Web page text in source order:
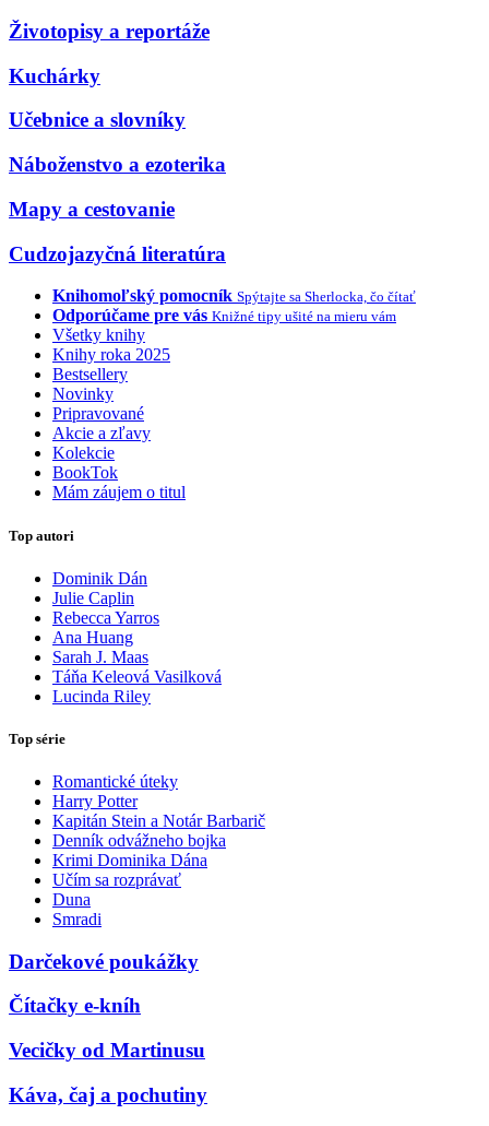
Životopisy a reportáže
Kuchárky
Učebnice a slovníky
Náboženstvo a ezoterika
Mapy a cestovanie
Cudzojazyčná literatúra
Knihomoľský pomocník Spýtajte sa Sherlocka, čo čítať
Odporúčame pre vás Knižné tipy ušité na mieru vám
Všetky knihy
Knihy roka 2025
Bestsellery
Novinky
Pripravované
Akcie a zľavy
Kolekcie
BookTok
Mám záujem o titul
Top autori
Dominik Dán
Julie Caplin
Rebecca Yarros
Ana Huang
Sarah J. Maas
Táňa Keleová Vasilková
Lucinda Riley
Top série
Romantické úteky
Harry Potter
Kapitán Stein a Notár Barbarič
Denník odvážneho bojka
Krimi Dominika Dána
Učím sa rozprávať
Duna
Smradi
Darčekové poukážky
Čítačky e-kníh
Vecičky od Martinusu
Káva, čaj a pochutiny